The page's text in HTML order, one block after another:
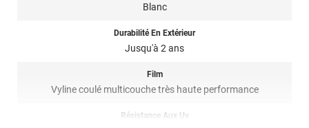
Méthode de pose : Pose à sec. Nous recommandons de poser ce
température ambiante de 15°C à 25°C
de réussir votre covering, n'hésitez pas à aller voir nos tutos de
pose et articles de blog. Pour garder un aspect propre et
du film pendant la pose.
Blanc
Durabilité En Extérieur
Jusqu'à 2 ans
Film
Vyline coulé multicouche très haute performance
Résistance Aux Uv